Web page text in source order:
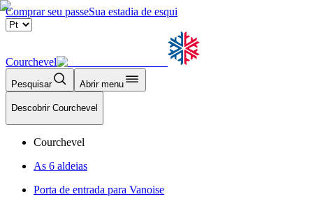
Comprar seu passeSua estadia de esqui
Courchevel
Pesquisar Abrir menu
Descobrir Courchevel
Courchevel
As 6 aldeias
Porta de entrada para Vanoise